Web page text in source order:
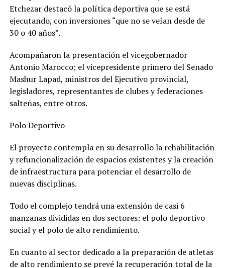
Etchezar destacó la política deportiva que se está
ejecutando, con inversiones “que no se veían desde de
30 o 40 años”.
Acompañaron la presentación el vicegobernador
Antonio Marocco; el vicepresidente primero del Senado
Mashur Lapad, ministros del Ejecutivo provincial,
legisladores, representantes de clubes y federaciones
salteñas, entre otros.
Polo Deportivo
El proyecto contempla en su desarrollo la rehabilitación
y refuncionalización de espacios existentes y la creación
de infraestructura para potenciar el desarrollo de
nuevas disciplinas.
Todo el complejo tendrá una extensión de casi 6
manzanas divididas en dos sectores: el polo deportivo
social y el polo de alto rendimiento.
En cuanto al sector dedicado a la preparación de atletas
de alto rendimiento se prevé la recuperación total de la